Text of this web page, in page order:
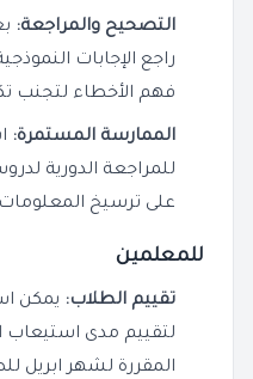
التصحيح والمراجعة:
راجع الإجابات
فهم الأخطاء لتجنب
الممارسة المستمرة:
للمراجعة الدورية
على ترسيخ المعلومات
للمعلمين
تقييم الطلاب: يمكن
لتقييم مدى استيعاب
المقررة لشهر ابريل